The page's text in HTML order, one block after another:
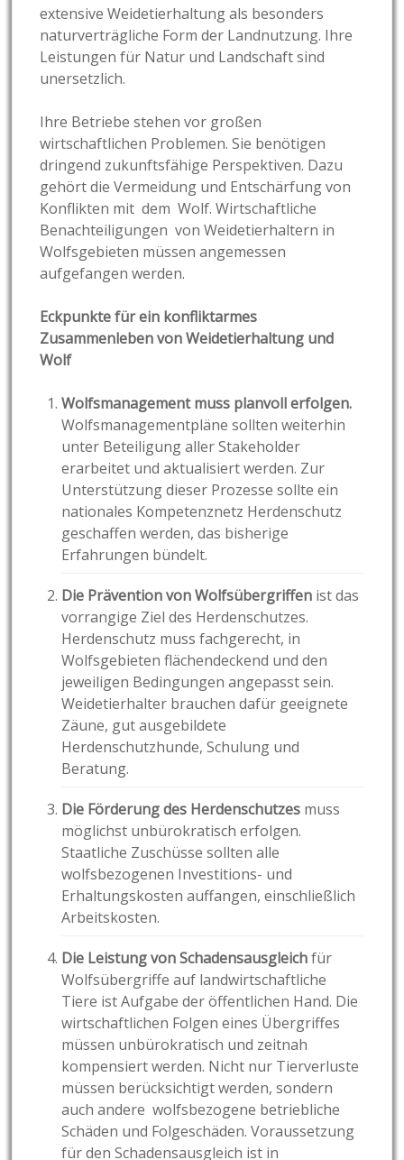
extensive Weidetierhaltung als besonders
naturverträgliche Form der Landnutzung. Ihre
Leistungen für Natur und Landschaft sind
unersetzlich.
Ihre Betriebe stehen vor großen
wirtschaftlichen Problemen. Sie benötigen
dringend zukunftsfähige Perspektiven. Dazu
gehört die Vermeidung und Entschärfung von
Konflikten mit dem Wolf. Wirtschaftliche
Benachteiligungen von Weidetierhaltern in
Wolfsgebieten müssen angemessen
aufgefangen werden.
Eckpunkte für ein konfliktarmes
Zusammenleben von Weidetierhaltung und
Wolf
Wolfsmanagement muss planvoll erfolgen.
Wolfsmanagementpläne sollten weiterhin
unter Beteiligung aller Stakeholder
erarbeitet und aktualisiert werden. Zur
Unterstützung dieser Prozesse sollte ein
nationales Kompetenznetz Herdenschutz
geschaffen werden, das bisherige
Erfahrungen bündelt.
Die Prävention von Wolfsübergriffen ist das
vorrangige Ziel des Herdenschutzes.
Herdenschutz muss fachgerecht, in
Wolfsgebieten flächendeckend und den
jeweiligen Bedingungen angepasst sein.
Weidetierhalter brauchen dafür geeignete
Zäune, gut ausgebildete
Herdenschutzhunde, Schulung und
Beratung.
Die Förderung des Herdenschutzes muss
möglichst unbürokratisch erfolgen.
Staatliche Zuschüsse sollten alle
wolfsbezogenen Investitions- und
Erhaltungskosten auffangen, einschließlich
Arbeitskosten.
Die Leistung von Schadensausgleichfür
Wolfsübergriffe auf landwirtschaftliche
Tiere ist Aufgabe der öffentlichen Hand. Die
wirtschaftlichen Folgen eines Übergriffes
müssen unbürokratisch und zeitnah
kompensiert werden. Nicht nur Tierverluste
müssen berücksichtigt werden, sondern
auch andere wolfsbezogene betriebliche
Schäden und Folgeschäden. Voraussetzung
für den Schadensausgleich ist in